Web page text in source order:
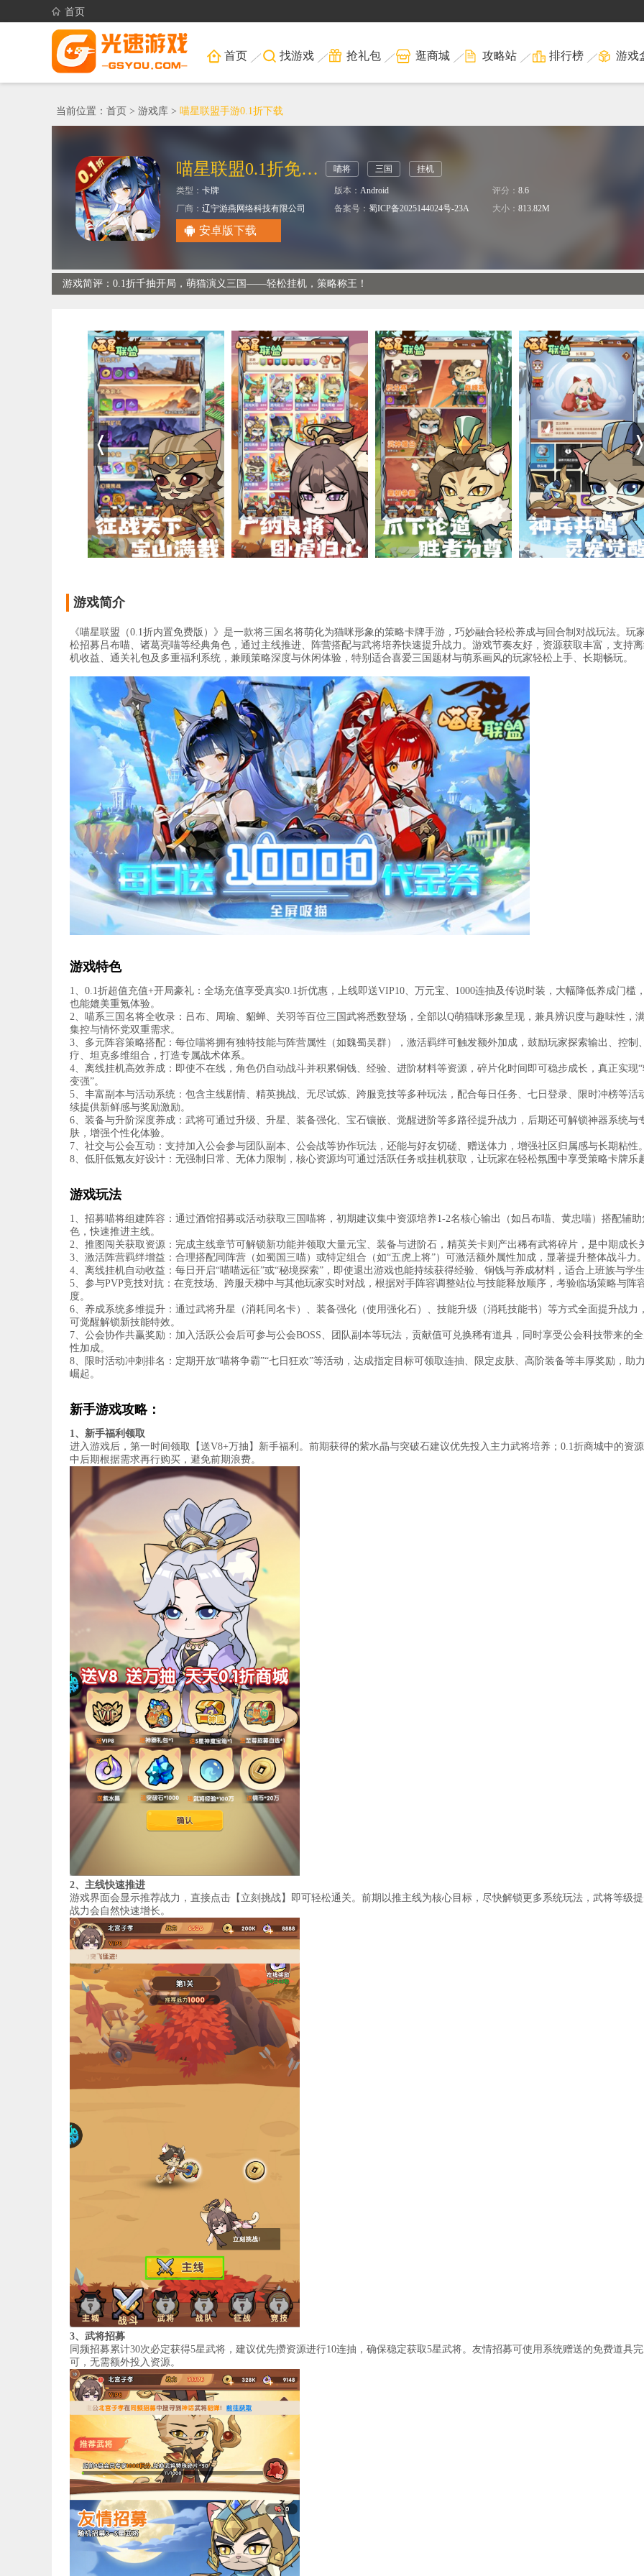
首页
首页 找游戏 抢礼包 逛商城 攻略站 排行榜 游戏
当前位置： 首页 > 游戏库 > 喵星联盟手游0.1折下载
喵星联盟0.1折免费版买断版 喵将 三国 挂机
类型： 卡牌 版本： Android 评分： 8.6
厂商： 辽宁游燕网络科技有限公司 备案号： 蜀ICP备2025144024号-23A 大小： 813.82M
安卓版下载
游戏简评：0.1折千抽开局，萌猫演义三国——轻松挂机，策略称王！
游戏简介
《喵星联盟（0.1折内置免费版）》是一款将三国名将萌化为猫咪形象的策略卡牌手游，巧妙融合轻松养成与回合制对战玩法。玩
松招募吕布喵、诸葛亮喵等经典角色，通过主线推进、阵营搭配与武将培养快速提升战力。游戏节奏友好，资源获取丰富，支持
机收益、通关礼包及多重福利系统，兼顾策略深度与休闲体验，特别适合喜爱三国题材与萌系画风的玩家轻松上手、长期畅玩。
游戏特色
1、0.1折超值充值+开局豪礼：全场充值享受真实0.1折优惠，上线即送VIP10、万元宝、1000连抽及传说时装，大幅降低养成门槛
也能媲美重氪体验。
2、喵系三国名将全收录：吕布、周瑜、貂蝉、关羽等百位三国武将悉数登场，全部以Q萌猫咪形象呈现，兼具辨识度与趣味性，
集控与情怀党双重需求。
3、多元阵容策略搭配：每位喵将拥有独特技能与阵营属性（如魏蜀吴群），激活羁绊可触发额外加成，鼓励玩家探索输出、控制
疗、坦克多维组合，打造专属战术体系。
4、离线挂机高效养成：即使不在线，角色仍自动战斗并积累铜钱、经验、进阶材料等资源，碎片化时间即可稳步成长，真正实现
变强”。
5、丰富副本与活动系统：包含主线剧情、精英挑战、无尽试炼、跨服竞技等多种玩法，配合每日任务、七日登录、限时冲榜等活
续提供新鲜感与奖励激励。
6、装备与升阶深度养成：武将可通过升级、升星、装备强化、宝石镶嵌、觉醒进阶等多路径提升战力，后期还可解锁神器系统与
肤，增强个性化体验。
7、社交与公会互动：支持加入公会参与团队副本、公会战等协作玩法，还能与好友切磋、赠送体力，增强社区归属感与长期粘性
8、低肝低氪友好设计：无强制日常、无体力限制，核心资源均可通过活跃任务或挂机获取，让玩家在轻松氛围中享受策略卡牌乐
游戏玩法
1、招募喵将组建阵容：通过酒馆招募或活动获取三国喵将，初期建议集中资源培养1-2名核心输出（如吕布喵、黄忠喵）搭配辅助
色，快速推进主线。
2、推图闯关获取资源：完成主线章节可解锁新功能并领取大量元宝、装备与进阶石，精英关卡则产出稀有武将碎片，是中期成长
3、激活阵营羁绊增益：合理搭配同阵营（如蜀国三喵）或特定组合（如“五虎上将”）可激活额外属性加成，显著提升整体战斗力
4、离线挂机自动收益：每日开启“喵喵远征”或“秘境探索”，即使退出游戏也能持续获得经验、铜钱与养成材料，适合上班族与学
5、参与PVP竞技对抗：在竞技场、跨服天梯中与其他玩家实时对战，根据对手阵容调整站位与技能释放顺序，考验临场策略与阵
度。
6、养成系统多维提升：通过武将升星（消耗同名卡）、装备强化（使用强化石）、技能升级（消耗技能书）等方式全面提升战力
可觉醒解锁新技能特效。
7、公会协作共赢奖励：加入活跃公会后可参与公会BOSS、团队副本等玩法，贡献值可兑换稀有道具，同时享受公会科技带来的
性加成。
8、限时活动冲刺排名：定期开放“喵将争霸”“七日狂欢”等活动，达成指定目标可领取连抽、限定皮肤、高阶装备等丰厚奖励，助
崛起。
新手游戏攻略：
1、新手福利领取
进入游戏后，第一时间领取【送V8+万抽】新手福利。前期获得的紫水晶与突破石建议优先投入主力武将培养；0.1折商城中的资
中后期根据需求再行购买，避免前期浪费。
2、主线快速推进
游戏界面会显示推荐战力，直接点击【立刻挑战】即可轻松通关。前期以推主线为核心目标，尽快解锁更多系统玩法，武将等级
战力会自然快速增长。
3、武将招募
同频招募累计30次必定获得5星武将，建议优先攒资源进行10连抽，确保稳定获取5星武将。友情招募可使用系统赠送的免费道具
可，无需额外投入资源。